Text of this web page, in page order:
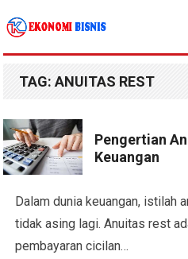
Kanal Ekonomi Bisnis
TAG:ANUITAS REST
Pengertian
Keuangan
Dalam dunia keuangan, istilah
tidak asing lagi. Anuitas rest
pembayaran cicilan…